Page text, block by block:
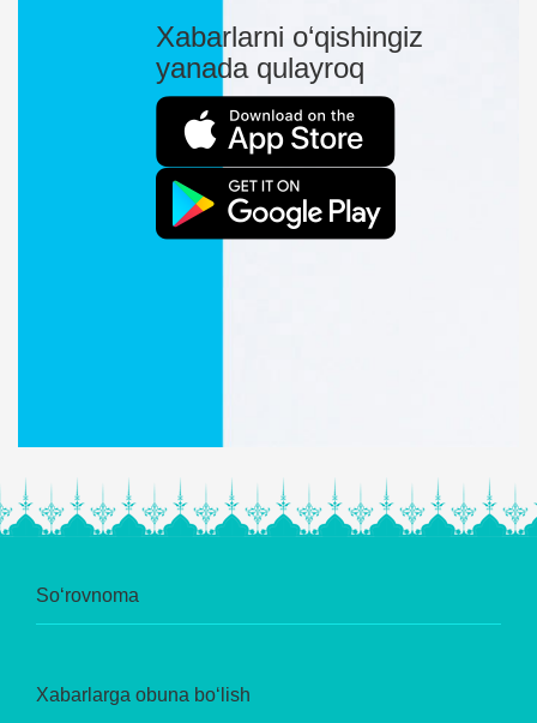
Xabarlarni o‘qishingiz
yanada qulayroq
So‘rovnoma
Xabarlarga obuna bo‘lish